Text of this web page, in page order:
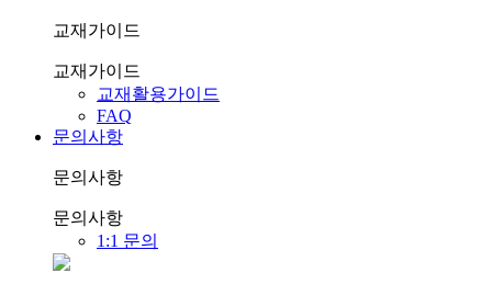
교재가이드
교재가이드
교재활용가이드
FAQ
문의사항
문의사항
문의사항
1:1 문의